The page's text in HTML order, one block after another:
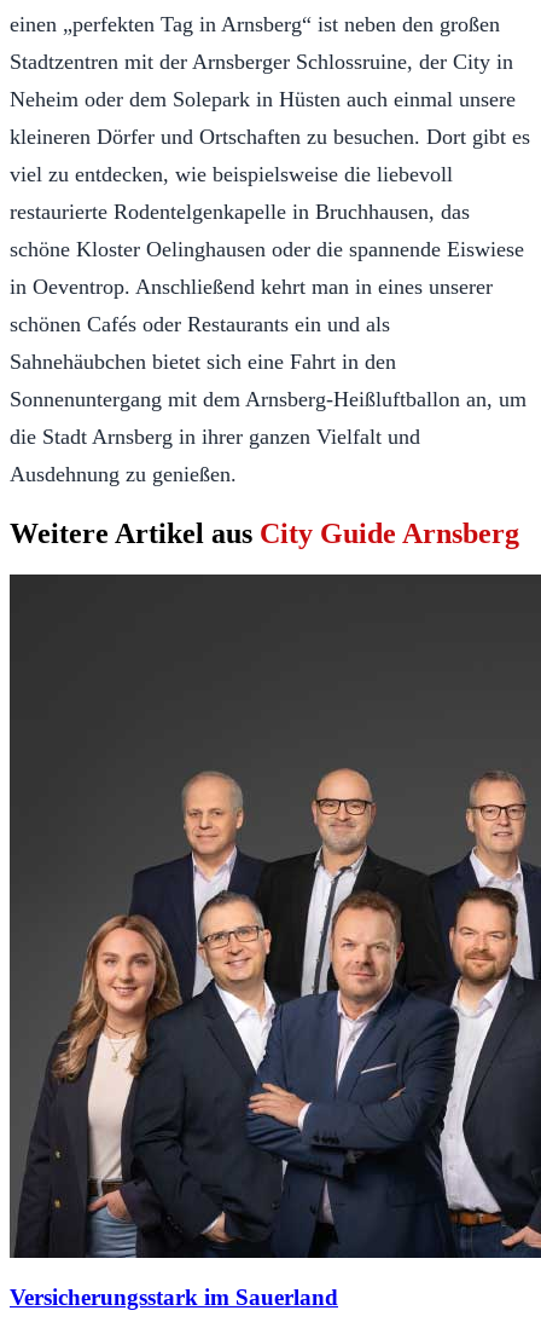
einen „perfekten Tag in Arnsberg“ ist neben den großen
Stadtzentren mit der Arnsberger Schlossruine, der City in
Neheim oder dem Solepark in Hüsten auch einmal unsere
kleineren Dörfer und Ortschaften zu besuchen. Dort gibt es
viel zu entdecken, wie beispielsweise die liebevoll
restaurierte Rodentelgenkapelle in Bruchhausen, das
schöne Kloster Oelinghausen oder die spannende Eiswiese
in Oeventrop. Anschließend kehrt man in eines unserer
schönen Cafés oder Restaurants ein und als
Sahnehäubchen bietet sich eine Fahrt in den
Sonnenuntergang mit dem Arnsberg-Heißluftballon an, um
die Stadt Arnsberg in ihrer ganzen Vielfalt und
Ausdehnung zu genießen.
Weitere Artikel aus City Guide Arnsberg
Versicherungsstark im Sauerland